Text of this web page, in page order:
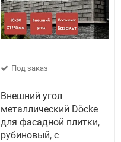
Под заказ
Внешний угол
металлический Döcke
для фасадной плитки,
рубиновый, с